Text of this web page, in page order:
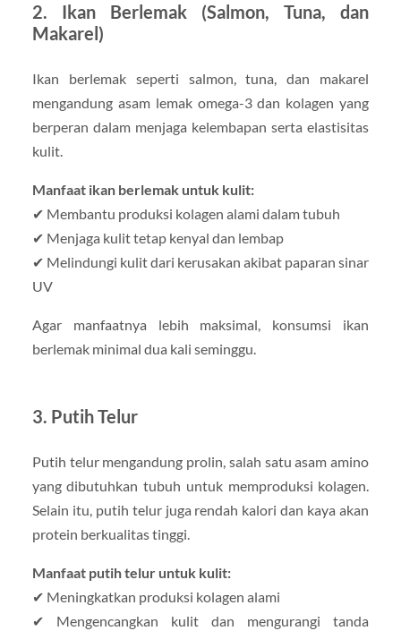
2. Ikan Berlemak (Salmon, Tuna, dan
Makarel)
Ikan berlemak seperti salmon, tuna, dan makarel
mengandung asam lemak omega-3 dan kolagen yang
berperan dalam menjaga kelembapan serta elastisitas
kulit.
Manfaat ikan berlemak untuk kulit:
✔ Membantu produksi kolagen alami dalam tubuh
✔ Menjaga kulit tetap kenyal dan lembap
✔ Melindungi kulit dari kerusakan akibat paparan sinar
UV
Agar manfaatnya lebih maksimal, konsumsi ikan
berlemak minimal dua kali seminggu.
3. Putih Telur
Putih telur mengandung prolin, salah satu asam amino
yang dibutuhkan tubuh untuk memproduksi kolagen.
Selain itu, putih telur juga rendah kalori dan kaya akan
protein berkualitas tinggi.
Manfaat putih telur untuk kulit:
✔ Meningkatkan produksi kolagen alami
✔ Mengencangkan kulit dan mengurangi tanda